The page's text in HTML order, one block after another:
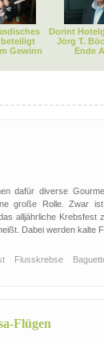
Gewinn
Dorint
Jörg T.
Ende
dafür diverse
große Rolle. Zwar
alljährliche Krebsfest
Dabei werden kalte
Flusskrebse
Flügen